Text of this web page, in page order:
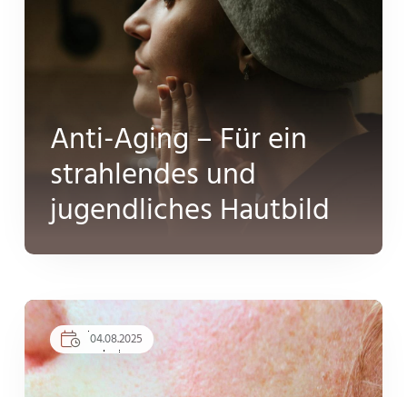
Anti-Aging – Für ein
strahlendes und
jugendliches Hautbild
04.08.2025